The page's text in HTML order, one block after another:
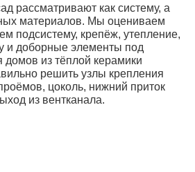
рассматривают как систему, а
материалов. Мы оцениваем
подсистему, крепёж, утепление,
и доборные элементы под
домов из тёплой керамики
решить узлы крепления
цоколь, нижний приток
из вентканала.